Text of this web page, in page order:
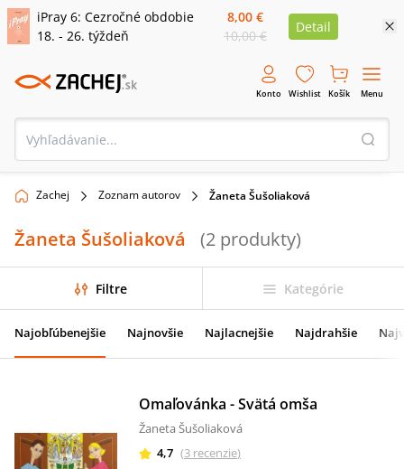
iPray 6: Cezročné obdobie
18. - 26. týždeň
8,00 €
10,00 €
Detail
Konto Wishlist Košík Menu
Zachej Zoznam autorov Žaneta Šušoliaková
Žaneta Šušoliaková (2 produkty)
Filtre Kategórie
Najobľúbenejšie Najnovšie Najlacnejšie Najdrahšie
Omaľovánka - Svätá omša
Žaneta Šušoliaková
4,7 (3 recenzie)